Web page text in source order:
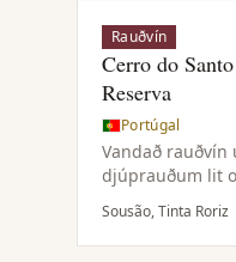
Rauðvín
Cerro do
Reserva
Portúgal
Vandað rauðvín
djúprauðum lit
dökkum
byggt í munni
aðlaðandi
Sousão, Tinta Roriz